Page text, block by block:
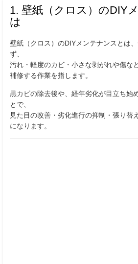
1. 壁紙（クロス）のDIY
は
壁紙（クロス）のDIYメンテナンスとは
ず、
汚れ・軽度のカビ・小さな剥がれや傷な
補修する作業を指します。
黒カビの除去後や、経年劣化が目立ち始
とで、
見た目の改善・劣化進行の抑制・張り替
になります。